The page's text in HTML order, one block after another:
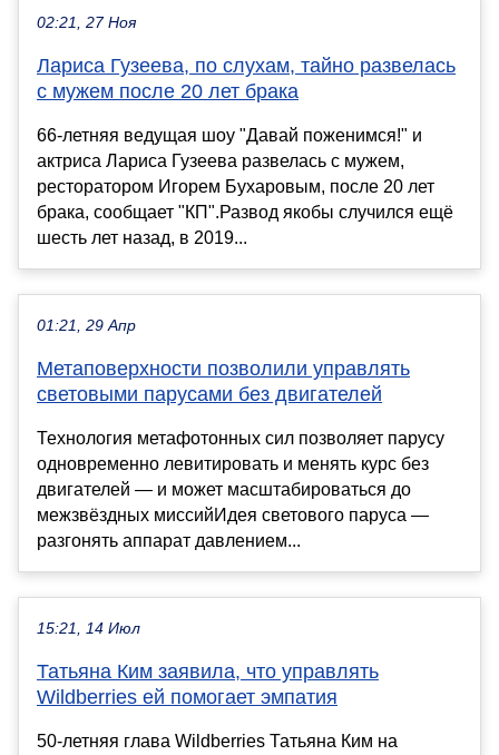
02:21, 27 Ноя
Лариса Гузеева, по слухам, тайно развелась
с мужем после 20 лет брака
66-летняя ведущая шоу "Давай поженимся!" и
актриса Лариса Гузеева развелась с мужем,
ресторатором Игорем Бухаровым, после 20 лет
брака, сообщает "КП".Развод якобы случился ещё
шесть лет назад, в 2019...
01:21, 29 Апр
Метаповерхности позволили управлять
световыми парусами без двигателей
Технология метафотонных сил позволяет парусу
одновременно левитировать и менять курс без
двигателей — и может масштабироваться до
межзвёздных миссийИдея светового паруса —
разгонять аппарат давлением...
15:21, 14 Июл
Татьяна Ким заявила, что управлять
Wildberries ей помогает эмпатия
50-летняя глава Wildberries Татьяна Ким на